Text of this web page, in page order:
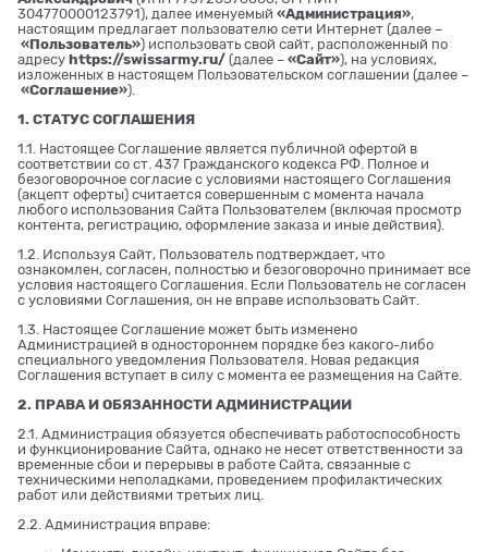
304770000123791), далее именуемый «Администрация»,
настоящим предлагает пользователю сети Интернет (далее –
«Пользователь») использовать свой сайт, расположенный по
адресу https://swissarmy.ru/ (далее – «Сайт»), на условиях,
изложенных в настоящем Пользовательском соглашении (далее –
«Соглашение»).
1. СТАТУС СОГЛАШЕНИЯ
1.1. Настоящее Соглашение является публичной офертой в
соответствии со ст. 437 Гражданского кодекса РФ. Полное и
безоговорочное согласие с условиями настоящего Соглашения
(акцепт оферты) считается совершенным с момента начала
любого использования Сайта Пользователем (включая просмотр
контента, регистрацию, оформление заказа и иные действия).
1.2. Используя Сайт, Пользователь подтверждает, что
ознакомлен, согласен, полностью и безоговорочно принимает все
условия настоящего Соглашения. Если Пользователь не согласен
с условиями Соглашения, он не вправе использовать Сайт.
1.3. Настоящее Соглашение может быть изменено
Администрацией в одностороннем порядке без какого-либо
специального уведомления Пользователя. Новая редакция
Соглашения вступает в силу с момента ее размещения на Сайте.
2. ПРАВА И ОБЯЗАННОСТИ АДМИНИСТРАЦИИ
2.1. Администрация обязуется обеспечивать работоспособность
и функционирование Сайта, однако не несет ответственности за
временные сбои и перерывы в работе Сайта, связанные с
техническими неполадками, проведением профилактических
работ или действиями третьих лиц.
2.2. Администрация вправе: